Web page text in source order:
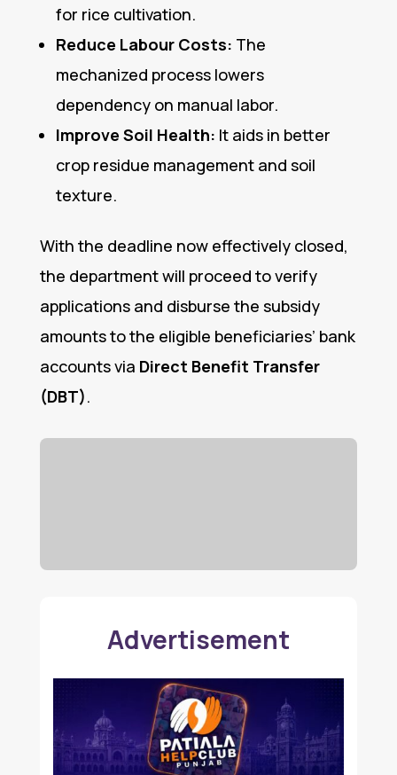
for rice cultivation.
Reduce Labour Costs: The
mechanized process lowers
dependency on manual labor.
Improve Soil Health: It aids in better
crop residue management and soil
texture.
With the deadline now effectively closed,
the department will proceed to verify
applications and disburse the subsidy
amounts to the eligible beneficiaries’ bank
accounts via Direct Benefit Transfer
(DBT).
Advertisement